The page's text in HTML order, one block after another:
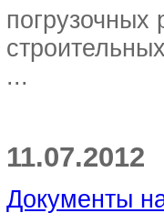
...
11.07.2012
Документы